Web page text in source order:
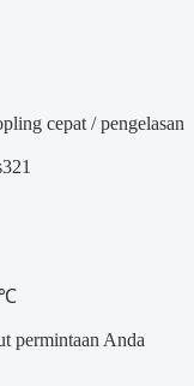
cepat / pengelasan
℃
permintaan Anda